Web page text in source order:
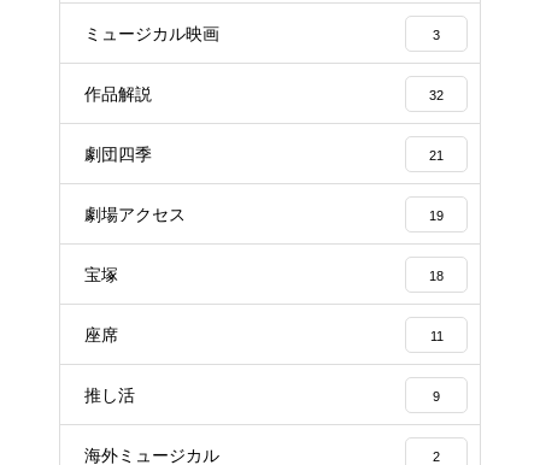
ミュージカル映画 3
作品解説 32
劇団四季 21
劇場アクセス 19
宝塚 18
座席 11
推し活 9
海外ミュージカル 2